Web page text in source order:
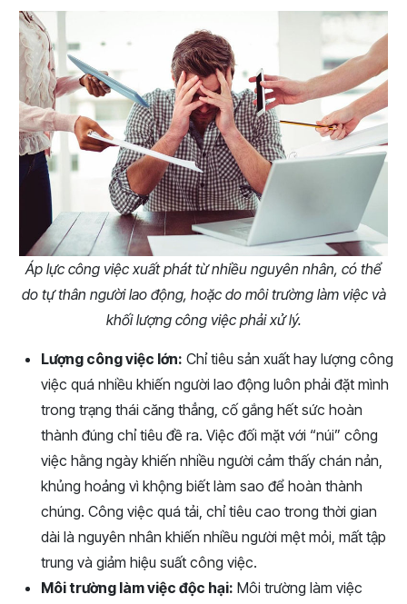
Áp lực công việc xuất phát từ nhiều nguyên nhân, có thể
do tự thân người lao động, hoặc do môi trường làm việc và
khối lượng công việc phải xử lý.
Lượng công việc lớn: Chỉ tiêu sản xuất hay lượng công
việc quá nhiều khiến người lao động luôn phải đặt mình
trong trạng thái căng thẳng, cố gắng hết sức hoàn
thành đúng chỉ tiêu đề ra. Việc đối mặt với “núi” công
việc hằng ngày khiến nhiều người cảm thấy chán nản,
khủng hoảng vì khộng biết làm sao để hoàn thành
chúng. Công việc quá tải, chỉ tiêu cao trong thời gian
dài là nguyên nhân khiến nhiều người mệt mỏi, mất tập
trung và giảm hiệu suất công việc.
Môi trường làm việc độc hại: Môi trường làm việc